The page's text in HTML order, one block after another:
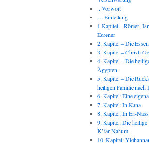
.. Vorwort
… Einleitung
1.Kapitel – Römer,
Essener
2. Kapitel – Die
3. Kapitel – Christi
4. Kapitel – Die
Ägypten
5. Kapitel – Die
heiligen Familie nach
6. Kapitel: Eine
7. Kapitel: In Kana
8. Kapitel: In En-
9. Kapitel: Die heilige
K’far Nahum
10. Kapitel: